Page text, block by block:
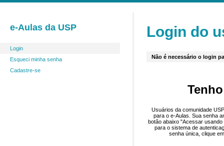
e-Aulas da USP
Login
Esqueci minha senha
Cadastre-se
Login do
Não é necessário o login
Usuários da comunidade
para o e-Aulas. Sua senha
botão abaixo "Acessar
para o sistema de
senha única, clique